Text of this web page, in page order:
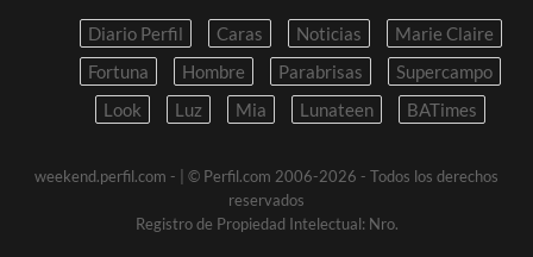
Diario Perfil Caras Noticias
Marie Claire
Fortuna
Hombre Parabrisas
Supercampo
Look
Luz Mia Lunateen BATimes
weekend.perfil.com -
| © Perfil.com 2006-2026 - Todos los derechos
reservados
Registro de Propiedad Intelectual: Nro.